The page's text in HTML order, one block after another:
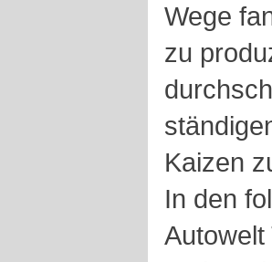
Wege
zu
Kaizen
In den